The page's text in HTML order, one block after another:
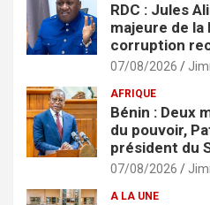
RDC : Jules
majeure de
corruption
07/08/2026
AFRIQUE
Bénin : Deux
du pouvoir,
président du
07/08/2026
A LA UNE